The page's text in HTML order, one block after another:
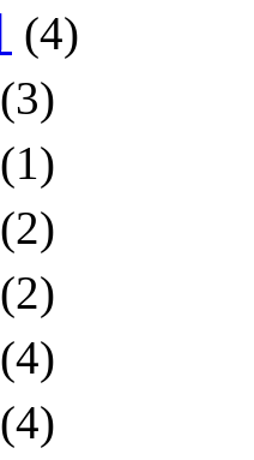
(4)
(3)
(1)
(2)
(2)
(4)
(4)